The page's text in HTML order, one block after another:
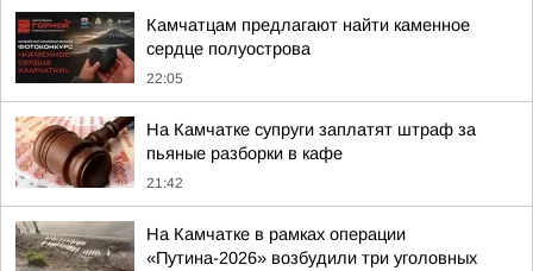
Камчатцам предлагают найти каменное
сердце полуострова
22:05
На Камчатке супруги заплатят штраф за
пьяные разборки в кафе
21:42
На Камчатке в рамках операции
«Путина-2026» возбудили три уголовных